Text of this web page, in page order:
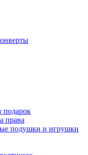
подарок
права
подушки и игрушки